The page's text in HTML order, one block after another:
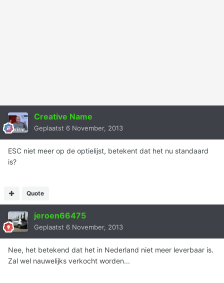
Creative Name
Geplaatst 6 November, 2013
ESC niet meer op de optielijst, betekent dat het nu standaard
is?
Quote
jeroen66475
Geplaatst 6 November, 2013
Nee, het betekend dat het in Nederland niet meer leverbaar is.
Zal wel nauwelijks verkocht worden...